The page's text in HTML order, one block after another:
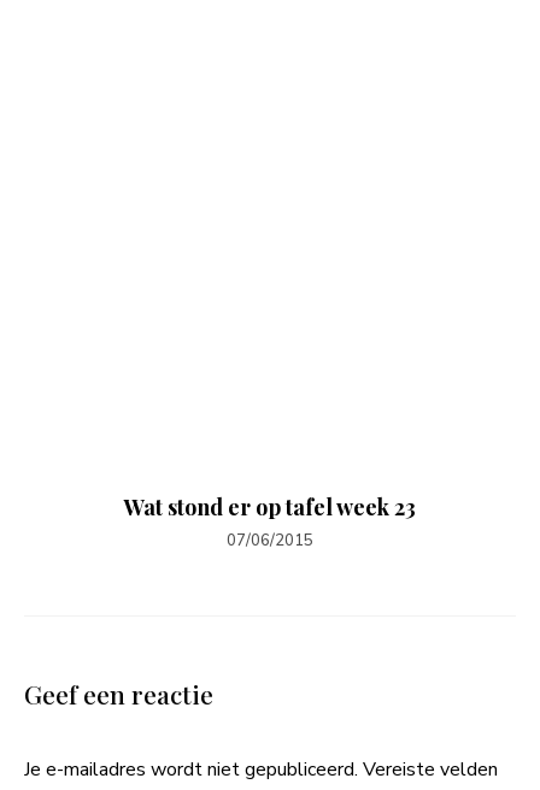
Wat stond er op tafel week 23
07/06/2015
Geef een reactie
Je e-mailadres wordt niet gepubliceerd. Vereiste velden